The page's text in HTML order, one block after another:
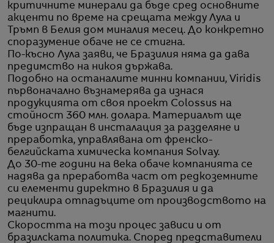
критичните минерали да бъде сред основните
акценти по време на срещата между Лула и
Тръмп в Белия дом миналия месец. До конкретно
споразумение обаче не се стигна.
По-късно Лула заяви, че Бразилия няма да дава
предимство на никоя държава.
Подобно на останалите минни компании, Viridis
първоначално възнамерява да изнася
продукцията от своя проект Colossus на
стойност 360 млн. долара. Материалът ще
бъде изпращан в инсталация за разделяне и
преработка, управлявана от френско-
белгийската химическа компания Solvay.
До 30-те години на века обаче компанията се
надява да преработва част от редкоземните
си елементи директно в Бразилия и да
рециклира отпадъците от производството на
магнити.
Скоростта на този процес зависи и от
бразилската политика. Според представители